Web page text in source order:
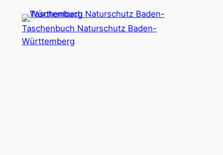
Inhalt
springen
Taschenbuch Naturschutz Baden-
Württemberg